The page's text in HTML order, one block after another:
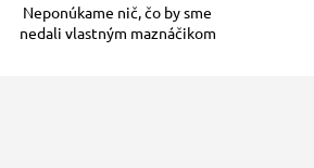
Neponúkame nič, čo by sme
nedali vlastným maznáčikom